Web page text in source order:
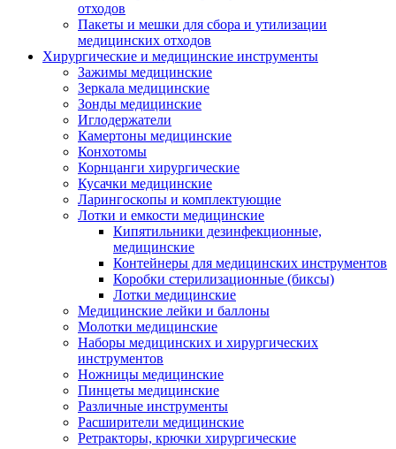
отходов
Пакеты и мешки для сбора и утилизации
медицинских отходов
Хирургические и медицинские инструменты
Зажимы медицинские
Зеркала медицинские
Зонды медицинские
Иглодержатели
Камертоны медицинские
Конхотомы
Корнцанги хирургические
Кусачки медицинские
Ларингоскопы и комплектующие
Лотки и емкости медицинские
Кипятильники дезинфекционные,
медицинские
Контейнеры для медицинских инструментов
Коробки стерилизационные (биксы)
Лотки медицинские
Медицинские лейки и баллоны
Молотки медицинские
Наборы медицинских и хирургических
инструментов
Ножницы медицинские
Пинцеты медицинские
Различные инструменты
Расширители медицинские
Ретракторы, крючки хирургические